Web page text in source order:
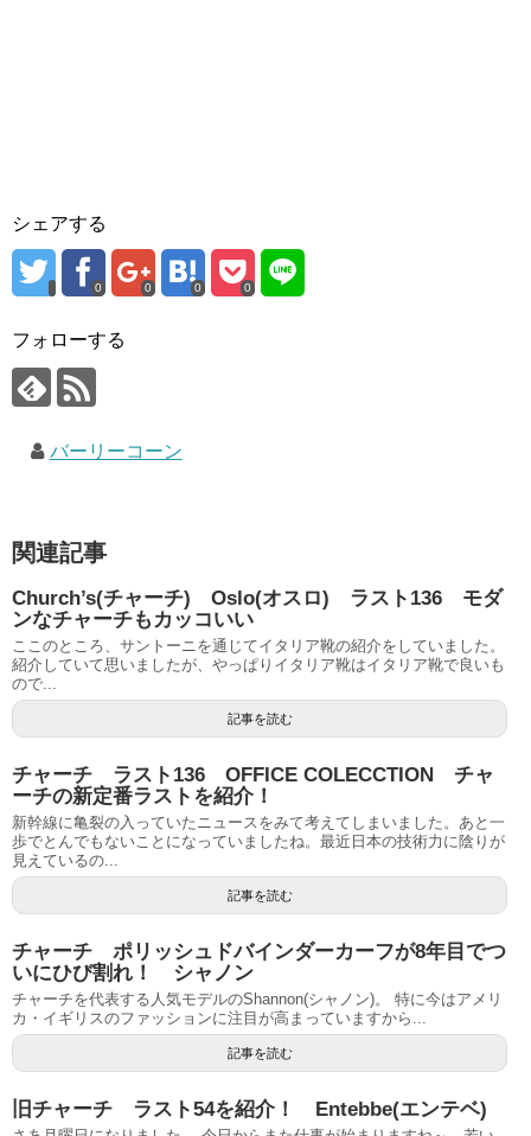
シェアする
0 0 0 0
フォローする
バーリーコーン
関連記事
Church’s(チャーチ) Oslo(オスロ) ラスト136 モダ
ンなチャーチもカッコいい
ここのところ、サントーニを通じてイタリア靴の紹介をしていました。
紹介していて思いましたが、やっぱりイタリア靴はイタリア靴で良いも
ので...
記事を読む
チャーチ ラスト136 OFFICE COLECCTION チャ
ーチの新定番ラストを紹介！
新幹線に亀裂の入っていたニュースをみて考えてしまいました。あと一
歩でとんでもないことになっていましたね。最近日本の技術力に陰りが
見えているの...
記事を読む
チャーチ ポリッシュドバインダーカーフが8年目でつ
いにひび割れ！ シャノン
チャーチを代表する人気モデルのShannon(シャノン)。 特に今はアメリ
カ・イギリスのファッションに注目が高まっていますから...
記事を読む
旧チャーチ ラスト54を紹介！ Entebbe(エンテベ)